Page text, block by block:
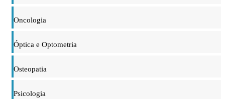
Oncologia
Óptica e Optometria
Osteopatia
Psicologia